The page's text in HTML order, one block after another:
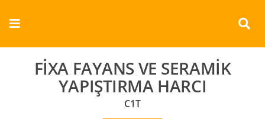
Toggle
Navigation
Kurumsal
Ürünler
FİXA FAYANS VE SERAMIK
YAPIŞTIRMA HARCI
C1T